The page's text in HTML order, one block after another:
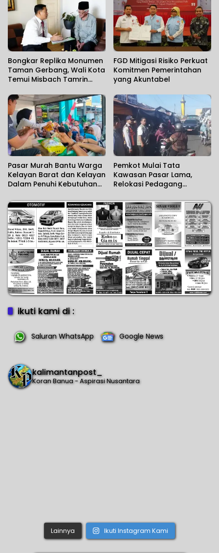
Bongkar Replika Monumen
Taman Gerbang, Wali Kota
Temui Misbach Tamrin
Maaf
FGD Mitigasi Risiko Perkuat
Komitmen Pemerintahan
yang Akuntabel
Pasar Murah Bantu Warga
Kelayan Barat dan Kelayan
Dalam Penuhi Kebutuhan
Pemkot Mulai Tata
Kawasan Pasar Lama,
Relokasi Pedagang
ikuti kami di :
Saluran WhatsApp Google News
kalimantanpost_
Koran Banua - Aspirasi Nusantara
Lainnya Ikuti Instagram Kami